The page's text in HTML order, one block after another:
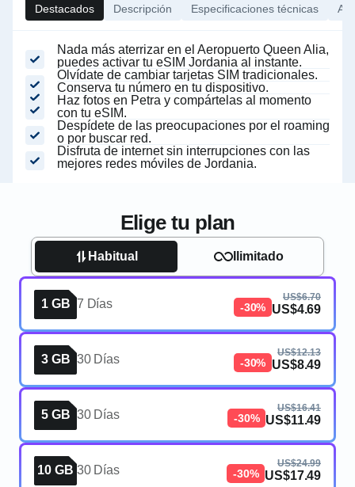
Destacados Descripción Especificaciones técnicas
Nada más aterrizar en el Aeropuerto Queen Alia,
puedes activar tu eSIM Jordania al instante.
Olvídate de cambiar tarjetas SIM tradicionales.
Conserva tu número en tu dispositivo.
Haz fotos en Petra y compártelas al momento
con tu eSIM.
Despídete de las preocupaciones por el roaming
o por buscar red.
Disfruta de internet sin interrupciones con las
mejores redes móviles de Jordania.
Elige tu plan
Habitual Ilimitado
1 GB 7 Días -30%
US$6.70
US$4.69
3 GB 30 Días -30%
US$12.13
US$8.49
5 GB 30 Días -30%
US$16.41
US$11.49
10 GB 30 Días -30%
US$24.99
US$17.49